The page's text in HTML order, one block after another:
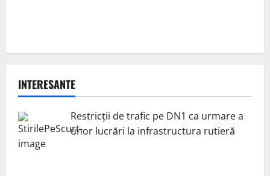
INTERESANTE
Restricții de trafic pe DN1 ca urmare a
unor lucrări la infrastructura rutieră